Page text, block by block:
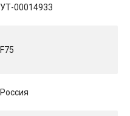
УТ-00014933
F75
Россия